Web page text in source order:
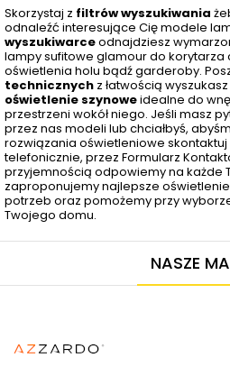
Skorzystaj z filtrów wyszukiwania
odnaleźć interesujące Cię modele
wyszukiwarceodnajdziesz
lampy sufitowe glamour do korytarza
oświetlenia holu bądź garderoby.
technicznych z łatwością
oświetlenie szynoweidealne do
przestrzeni wokół niego. Jeśli masz
przez nas modeli lub chciałbyś,
rozwiązania oświetleniowe
telefonicznie, przez Formularz
przyjemnością odpowiemy na każde
zaproponujemy najlepsze
potrzeb oraz pomożemy przy
Twojego domu.
NASZE